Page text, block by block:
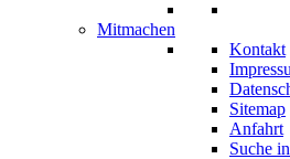
Mitmachen
Kontakt
Sitemap
Anfahrt
Suche